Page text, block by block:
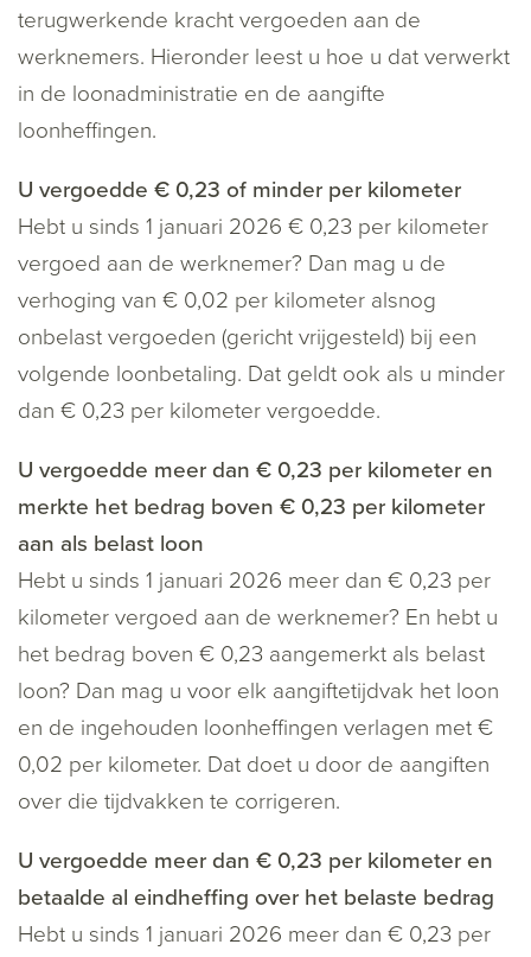
terugwerkende kracht vergoeden aan de
werknemers. Hieronder leest u hoe u dat verwerkt
in de loonadministratie en de aangifte
loonheffingen.
U vergoedde € 0,23 of minder per kilometer
Hebt u sinds 1 januari 2026 € 0,23 per kilometer
vergoed aan de werknemer? Dan mag u de
verhoging van € 0,02 per kilometer alsnog
onbelast vergoeden (gericht vrijgesteld) bij een
volgende loonbetaling. Dat geldt ook als u minder
dan € 0,23 per kilometer vergoedde.
U vergoedde meer dan € 0,23 per kilometer en
merkte het bedrag boven € 0,23 per kilometer
aan als belast loon
Hebt u sinds 1 januari 2026 meer dan € 0,23 per
kilometer vergoed aan de werknemer? En hebt u
het bedrag boven € 0,23 aangemerkt als belast
loon? Dan mag u voor elk aangiftetijdvak het loon
en de ingehouden loonheffingen verlagen met €
0,02 per kilometer. Dat doet u door de aangiften
over die tijdvakken te corrigeren.
U vergoedde meer dan € 0,23 per kilometer en
betaalde al eindheffing over het belaste bedrag
Hebt u sinds 1 januari 2026 meer dan € 0,23 per